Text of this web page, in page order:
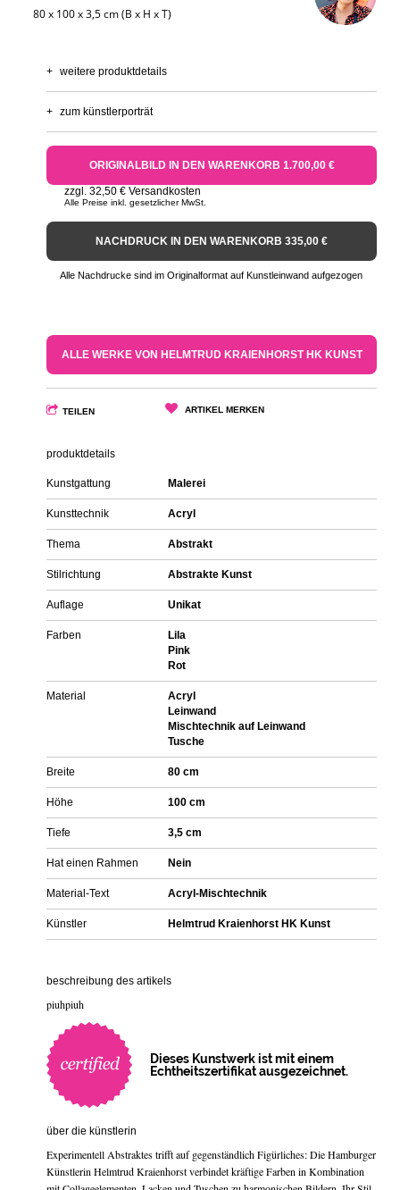
80 x 100 x 3,5 cm (B x H x T)
+ weitere produktdetails
+ zum künstlerporträt
ORIGINALBILD IN DEN WARENKORB 1.700,00 €
zzgl. 32,50 € Versandkosten
Alle Preise inkl. gesetzlicher MwSt.
NACHDRUCK IN DEN WARENKORB 335,00 €
Alle Nachdrucke sind im Originalformat auf Kunstleinwand aufgezogen
ALLE WERKE VON HELMTRUD KRAIENHORST HK KUNST
TEILEN ARTIKEL MERKEN
produktdetails
Kunstgattung Malerei
Kunsttechnik Acryl
Thema Abstrakt
Stilrichtung Abstrakte Kunst
Auflage Unikat
Farben
Lila
Pink
Rot
Material
Acryl
Leinwand
Mischtechnik auf Leinwand
Tusche
Breite 80 cm
Höhe 100 cm
Tiefe 3,5 cm
Hat einen Rahmen Nein
Material-Text Acryl-Mischtechnik
Künstler Helmtrud Kraienhorst HK Kunst
beschreibung des artikels
piuhpiuh
Dieses Kunstwerk ist mit einem
Echtheitszertifikat ausgezeichnet.
über die künstlerin
Experimentell Abstraktes trifft auf gegenständlich Figürliches: Die Hamburger
Künstlerin Helmtrud Kraienhorst verbindet kräftige Farben in Kombination